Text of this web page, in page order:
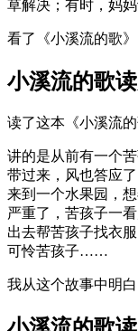
草解决；有时，妈
看了《小溪流的歌
小溪流的歌
读了这本《小溪流
讲的是从前有一个
带过来，风也答应
来到一个水果园，
严重了，苦孩子一
出去帮苦孩子找衣
可怜苦孩子……
我从这个故事中明